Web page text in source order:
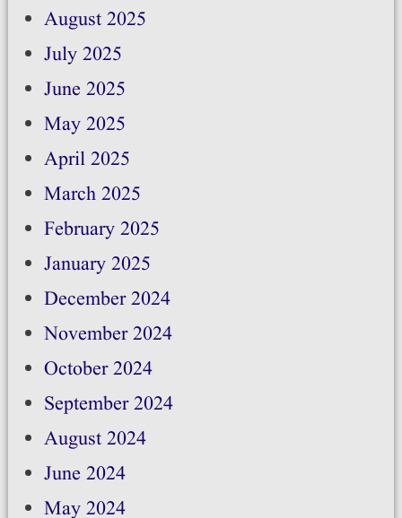
August 2025
July 2025
June 2025
May 2025
April 2025
March 2025
February 2025
January 2025
December 2024
November 2024
October 2024
September 2024
August 2024
June 2024
May 2024